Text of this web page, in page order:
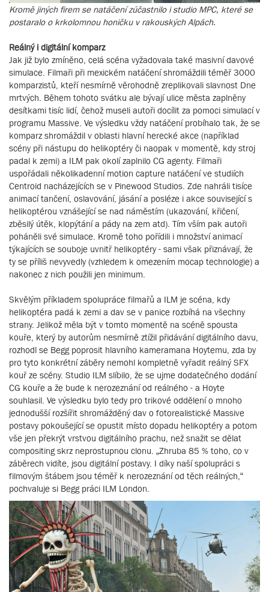
Kromě jiných firem se natáčení zúčastnilo i studio MPC, které se
postaralo o krkolomnou honičku v rakouských Alpách.
Reálný i digitální komparz
Jak již bylo zmíněno, celá scéna vyžadovala také masivní davové
simulace. Filmaři při mexickém natáčení shromáždili téměř 3000
komparzistů, kteří nesmírně věrohodně zreplikovali slavnost Dne
mrtvých. Během tohoto svátku ale bývají ulice města zaplněny
desítkami tisíc lidí, čehož museli autoři docílit za pomoci simulací v
programu Massive. Ve výsledku vždy natáčení probíhalo tak, že se
komparz shromáždil v oblasti hlavní herecké akce (například
scény při nástupu do helikoptéry či naopak v momentě, kdy stroj
padal k zemi) a ILM pak okolí zaplnilo CG agenty. Filmaři
uspořádali několikadenní motion capture natáčení ve studiích
Centroid nacházejících se v Pinewood Studios. Zde nahráli tisíce
animací tančení, oslavování, jásání a posléze i akce související s
helikoptérou vznášející se nad náměstím (ukazování, křičení,
zběsilý útěk, klopýtání a pády na zem atd). Tím vším pak autoři
poháněli své simulace. Kromě toho pořídili i množství animací
týkajících se souboje uvnitř helikoptéry - sami však přiznávají, že
ty se příliš nevyvedly (vzhledem k omezením mocap technologie) a
nakonec z nich použili jen minimum.
Skvělým příkladem spolupráce filmařů a ILM je scéna, kdy
helikoptéra padá k zemi a dav se v panice rozbíhá na všechny
strany. Jelikož měla být v tomto momentě na scéně spousta
kouře, který by autorům nesmírně ztížil přidávání digitálního davu,
rozhodl se Begg poprosit hlavního kameramana Hoytemu, zda by
pro tyto konkrétní záběry nemohl kompletně vyřadit reálný SFX
kouř ze scény. Studio ILM slíbilo, že se ujme dodatečného dodání
CG kouře a že bude k nerozeznání od reálného - a Hoyte
souhlasil. Ve výsledku bylo tedy pro trikové oddělení o mnoho
jednodušší rozšířit shromážděný dav o fotorealistické Massive
postavy pokoušející se opustit místo dopadu helikoptéry a potom
vše jen překrýt vrstvou digitálního prachu, než snažit se dělat
compositing skrz neprostupnou clonu. „Zhruba 85 % toho, co v
záběrech vidíte, jsou digitální postavy. I díky naší spolupráci s
filmovým štábem jsou téměř k nerozeznání od těch reálných,“
pochvaluje si Begg práci ILM London.